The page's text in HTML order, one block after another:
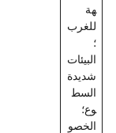
هة
للغرب
؛
البيئات
شديدة
السط
وع؛
الخصو